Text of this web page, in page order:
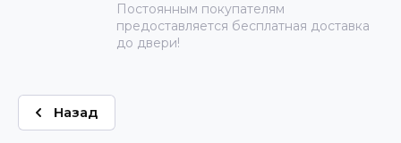
Постоянным покупателям
предоставляется бесплатная доставка
до двери!
Назад